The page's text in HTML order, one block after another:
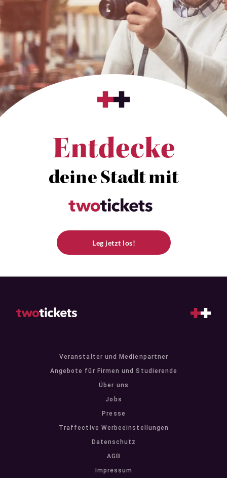
Entdecke
deine Stadt mit
Leg jetzt los!
Veranstalter und Medienpartner
Angebote für Firmen und Studierende
Über uns
Jobs
Presse
Traffective Werbeeinstellungen
Datenschutz
AGB
Impressum